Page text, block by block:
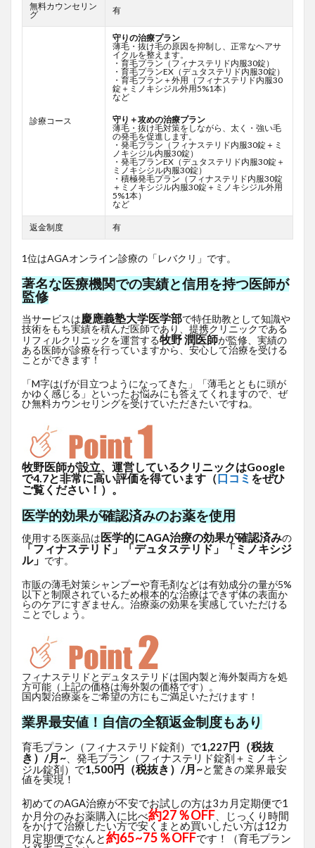
無料カウンセリン
グ
有
診療コース
守りの治療プラン
薄毛・抜け毛の原因を抑制し、正常なヘアサ
イクルを整えます。
・育毛プラン（フィナステリド内服30錠）
・育毛プランEX（デュタステリド内服30錠）
・育毛プラン＋外用（フィナステリド内服30
錠＋ミノキシジル外用5%1本）
など
守り＋攻めの治療プラン
薄毛・抜け毛対策をしながら、太く・強い毛
の発毛を促進します。
・発毛プラン（フィナステリド内服30錠＋ミ
ノキシジル内服30錠）
・発毛プランEX（デュタステリド内服30錠＋
ミノキシジル内服30錠）
・積極発毛プラン（フィナステリド内服30錠
＋ミノキシジル内服30錠＋ミノキシジル外用
5%1本）
など
返金制度 有
1位はAGAオンライン診療の「レバクリ」です。
著名な医療機関での実績と信用を持つ医師が
監修
当サービスは慶應義塾大学医学部で特任助教として知識や
技術をもち実績を積んだ医師であり、提携クリニックである
リフィルクリニックを運営する牧野 潤医師が監修、実績の
ある医師が診療を行っていますから、安心して治療を受ける
ことができます！
「M字はげが目立つようになってきた」「薄毛とともに頭が
かゆく感じる」といったお悩みにも答えてくれますので、ぜ
ひ無料カウンセリングを受けていただきたいですね。
牧野医師が設立、運営しているクリニックはGoogle
で4.7と非常に高い評価を得ています（口コミ をぜひ
ご覧ください！）。
医学的効果が確認済みのお薬を使用
使用する医薬品は医学的にAGA治療の効果が確認済みの
「フィナステリド」「デュタステリド」「ミノキシジ
ル」 です。
市販の薄毛対策シャンプーや育毛剤などは有効成分の量が5%
以下と制限されているため根本的な治療はできず体の表面か
らのケアにすぎません。治療薬の効果を実感していただける
ことでしょう。
フィナステリドとデュタステリドは国内製と海外製両方を処
方可能（上記の価格は海外製の価格です）。
国内製治療薬をご希望の方にもご満足いただけます！
業界最安値！自信の全額返金制度もあり
育毛プラン（フィナステリド錠剤）で1,227円（税抜
き）/月~ 、発毛プラン（フィナステリド錠剤＋ミノキシ
ジル錠剤）で1,500円（税抜き）/月~と驚きの業界最安
値を実現！
初めてのAGA治療が不安でお試しの方は3カ月定期便で1
か月分のみお薬購入に比べ約27％OFF 、じっくり時間
をかけて治療したい方で安くまとめ買いしたい方は12カ
月定期便でなんと約65~75％OFFです！（育毛プラン